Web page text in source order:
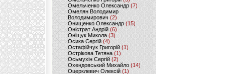
Омельченко Олександр(7)
Омелян Володимир
Володимирович (2)
Онищенко Олександр (15)
Оністрат Андрій (6)
Оніщук Микола (3)
Осика Сергій(4)
Остафійчук Григорій(1)
Острікова Тетяна (1)
Осьмухін Сергій (2)
Охендовський Михайло (14)
Оцерклевич Олексій (1)